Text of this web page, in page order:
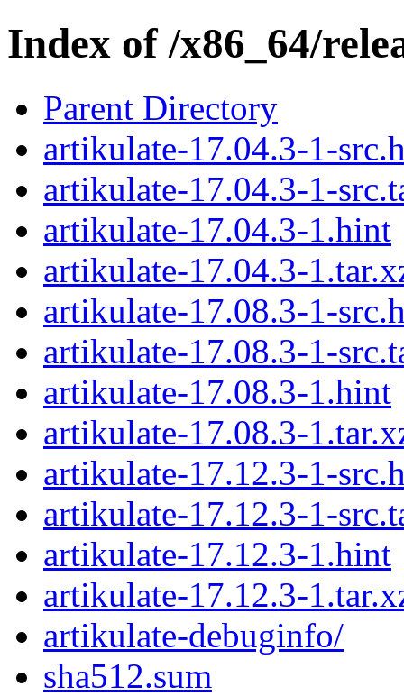
Index of /x86_64/
Parent Directory
artikulate-17.04.3-1-
artikulate-17.04.3-1-
artikulate-17.04.3-1.hint
artikulate-17.04.3-
artikulate-17.08.3-1-
artikulate-17.08.3-1-
artikulate-17.08.3-1.hint
artikulate-17.08.3-
artikulate-17.12.3-1-
artikulate-17.12.3-1-
artikulate-17.12.3-1.hint
artikulate-17.12.3-
artikulate-debuginfo/
sha512.sum